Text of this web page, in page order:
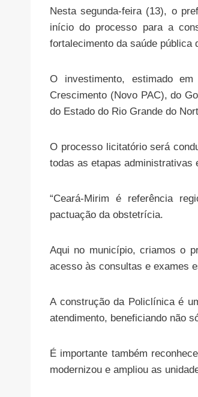
Nesta segunda-feira (13), o
início do processo para a
fortalecimento da saúde pública
O investimento, estimado
Crescimento (Novo PAC), do
do Estado do Rio Grande do
O processo licitatório será
todas as etapas administrativas
“Ceará-Mirim é referência
pactuação da obstetrícia.
Aqui no município, criamos o
acesso às consultas e exames
A construção da Policlínica é
atendimento, beneficiando não
É importante também
modernizou e ampliou as